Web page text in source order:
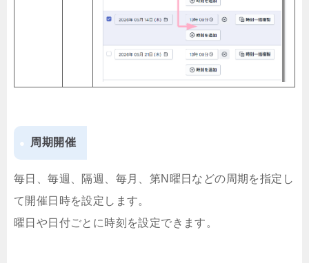
周期開催
毎日、毎週、隔週、毎月、第N曜日などの周期を指定し
て開催日時を設定します。
曜日や日付ごとに時刻を設定できます。